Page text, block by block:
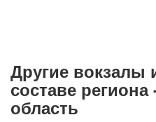
Другие вокзалы
составе региона
область